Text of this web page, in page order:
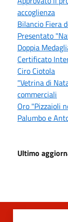
accoglienza
Bilancio Fiera
Presentato
Doppia
Certificato
Ciro Ciotola
"Vetrina di
commerciali
Oro "Pizzaioli
Palumbo e
Ultimo